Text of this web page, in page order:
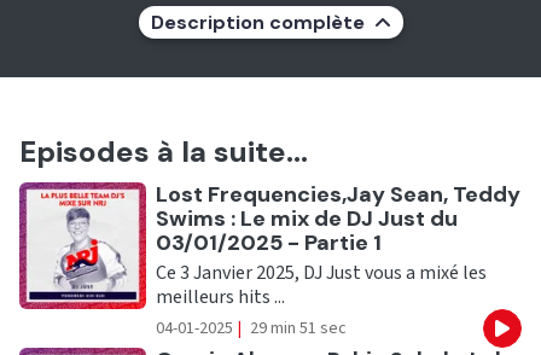
Description complète
Episodes à la suite...
Ecouter
Lost Frequencies,Jay Sean, Teddy
Swims : Le mix de DJ Just du
03/01/2025 - Partie 1
Ce 3 Janvier 2025, DJ Just vous a mixé les
meilleurs hits ...
04-01-2025 | 29 min 51 sec